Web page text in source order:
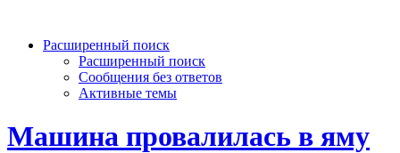
Расширенный поиск
Расширенный поиск
Сообщения без ответов
Активные темы
Машина провалилась в яму